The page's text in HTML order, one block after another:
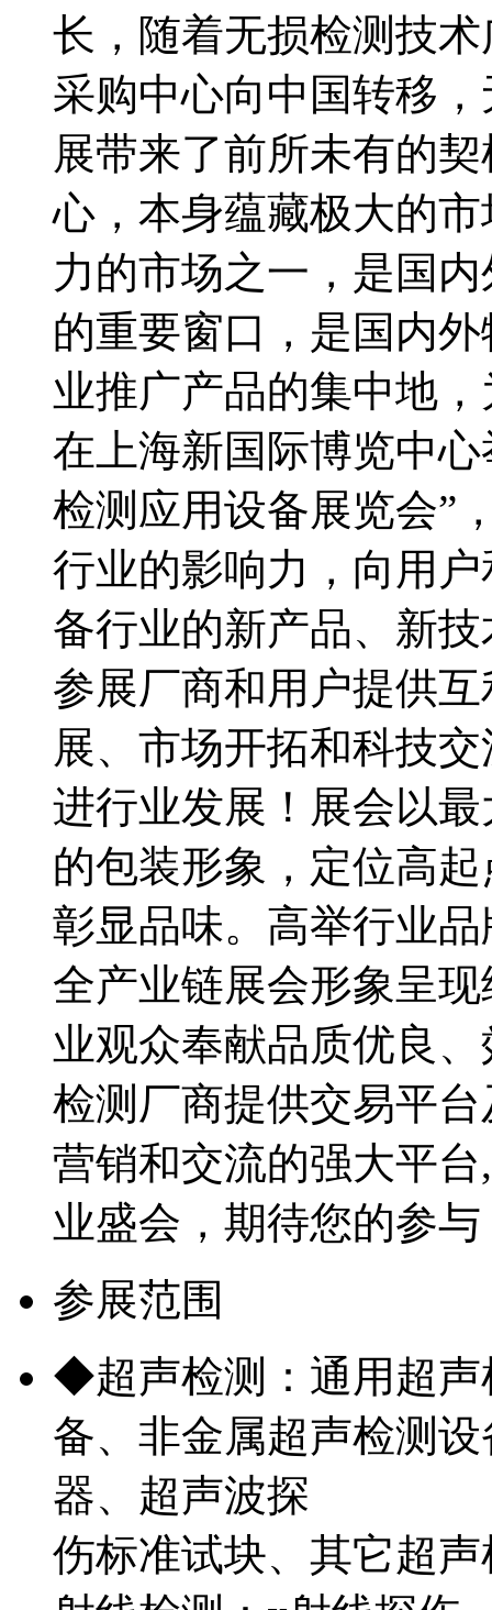
长，随着无损检测技
采购中心向中国转移
展带来了前所未有的
心，本身蕴藏极大的
力的市场之一，是国
的重要窗口，是国内
业推广产品的集中地
在上海新国际博览中
检测应用设备展览会”
行业的影响力，向用
备行业的新产品、新
参展厂商和用户提供
展、市场开拓和科技
进行业发展！展会以
的包装形象，定位高
彰显品味。高举行业
全产业链展会形象呈
业观众奉献品质优良
检测厂商提供交易平
营销和交流的强大平
业盛会，期待您的参与
参展范围
◆超声检测：通用超声
备、非金属超声检测
器、超声波探
伤标准试块、其它超